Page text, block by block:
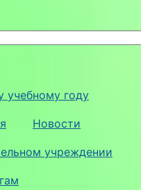
учебному году
Новости
учреждении